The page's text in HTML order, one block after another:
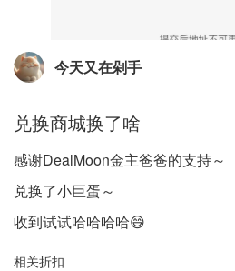
今天又在剁手
兑换商城换了啥
感谢DealMoon金主爸爸的支持～
兑换了小巨蛋～
收到试试哈哈哈哈😄
相关折扣